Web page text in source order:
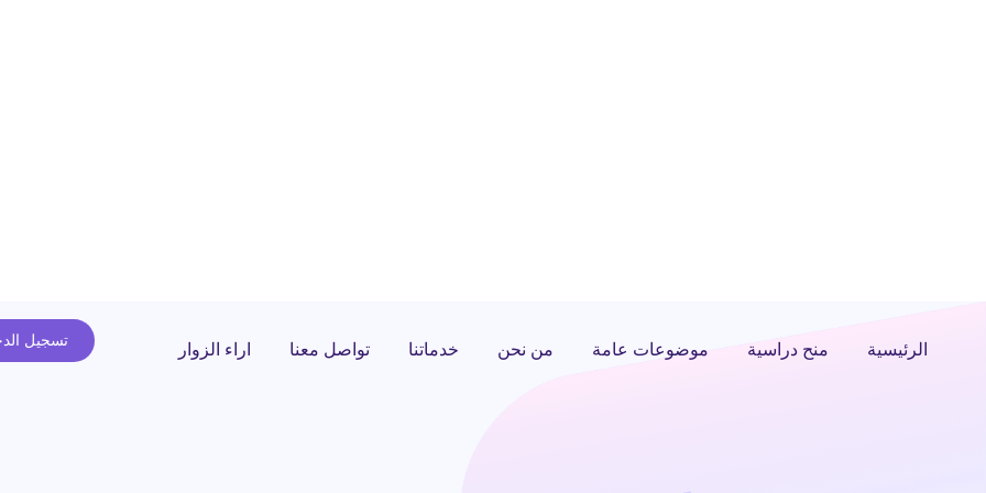
تسجيل الرئيسية منح دراسية موضوعات عامة من نحن خدماتنا تواصل معنا اراء الزوار